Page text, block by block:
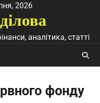
2026
аналітика, статті
фонду